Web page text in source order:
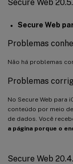
Secure Web
Secure Web
Problemas
Não há problemas
Problemas
No Secure Web para
conteúdo por meio
de dados. Você
a página porque o
Secure Web